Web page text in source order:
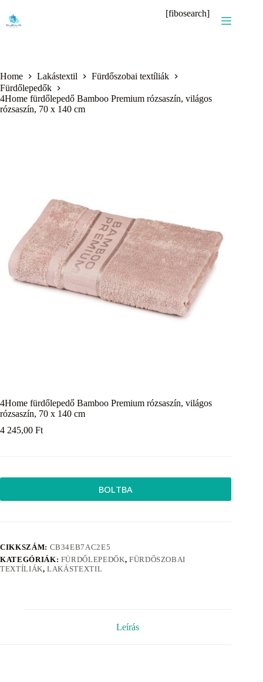
content
[fibosearch]
Home Lakástextil
Fürdőszobai textíliák
Fürdőlepedők
4Home fürdőlepedő Bamboo Premium rózsaszín, világos
rózsaszín, 70 x 140 cm
4Home fürdőlepedő Bamboo Premium rózsaszín, világos
rózsaszín, 70 x 140 cm
4 245,00 Ft
BOLTBA
CIKKSZÁM: CB34EB7AC2E5
KATEGÓRIÁK: FÜRDŐLEPEDŐK, FÜRDŐSZOBAI
TEXTÍLIÁK,LAKÁSTEXTIL
Leírás